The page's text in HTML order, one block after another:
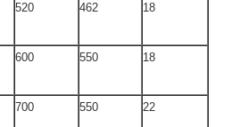
520 462 18
600 550 18
700 550 22